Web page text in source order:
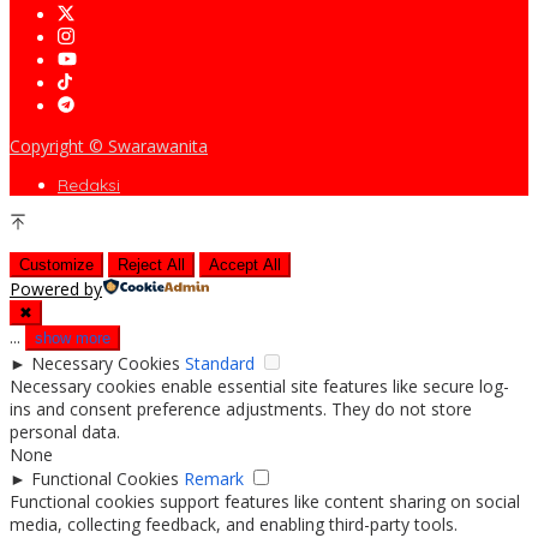
Copyright © Swarawanita
Redaksi
Customize Reject All Accept All
Powered by
✖
... show more
► Necessary Cookies Standard
Necessary cookies enable essential site features like secure log-
ins and consent preference adjustments. They do not store
personal data.
None
► Functional Cookies Remark
Functional cookies support features like content sharing on social
media, collecting feedback, and enabling third-party tools.